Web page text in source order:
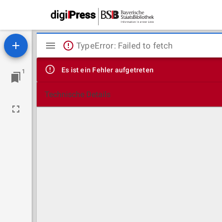
1
Mirador
Viewer
TypeError: Failed to fetch
Es ist ein Fehler aufgetreten
Technische Details